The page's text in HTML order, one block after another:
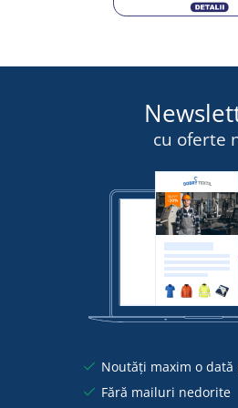
cu oferte
Noutăți maxim o dată
Fără mailuri nedorite